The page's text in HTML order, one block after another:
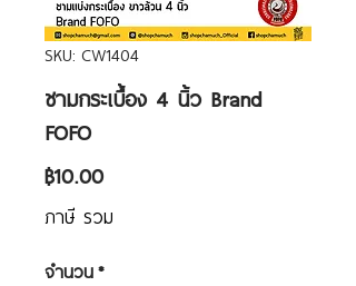
SKU: CW1404
ชามกระเบื้อง 4 นิ้ว Brand
FOFO
฿10.00ราคา
ภาษี รวม
จำนวน*